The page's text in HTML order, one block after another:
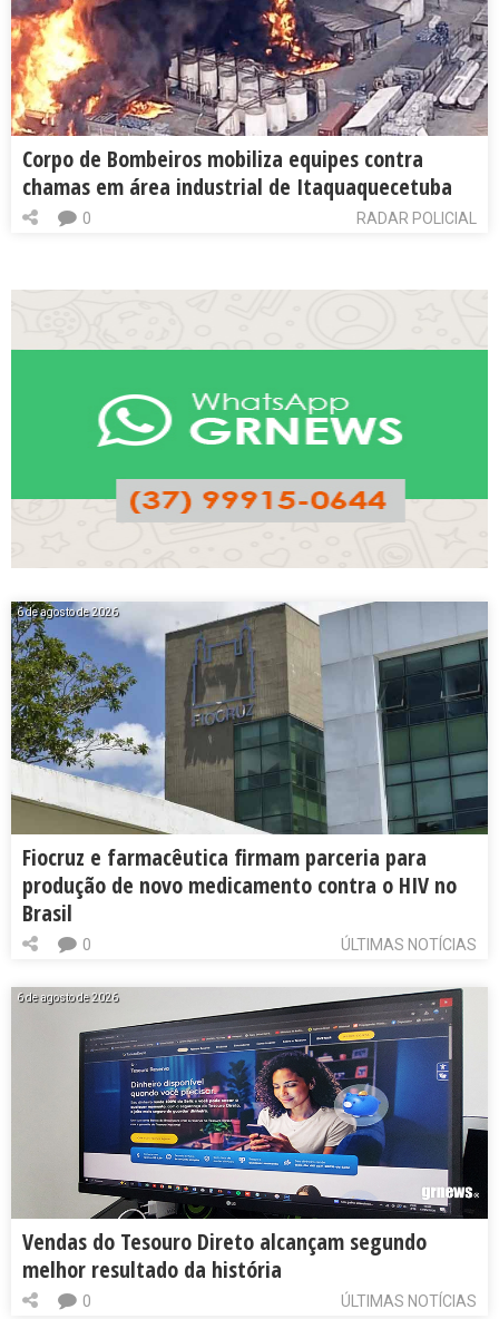
Corpo de Bombeiros mobiliza equipes contra
chamas em área industrial de Itaquaquecetuba
RADAR POLICIAL
0
6 de agosto de 2026
Fiocruz e farmacêutica firmam parceria para
produção de novo medicamento contra o HIV no
Brasil
ÚLTIMAS NOTÍCIAS
0
6 de agosto de 2026
Vendas do Tesouro Direto alcançam segundo
melhor resultado da história
ÚLTIMAS NOTÍCIAS
0